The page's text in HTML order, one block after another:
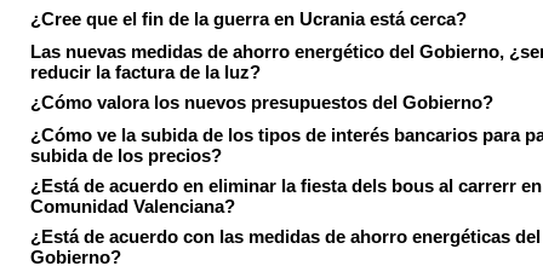
¿Cree que el fin de la guerra en Ucrania está cerca?
Las nuevas medidas de ahorro energético del Gobierno,
reducir la factura de la luz?
¿Cómo valora los nuevos presupuestos del Gobierno?
¿Cómo ve la subida de los tipos de interés bancarios para
subida de los precios?
¿Está de acuerdo en eliminar la fiesta dels bous al carrerr
Comunidad Valenciana?
¿Está de acuerdo con las medidas de ahorro energéticas del
Gobierno?